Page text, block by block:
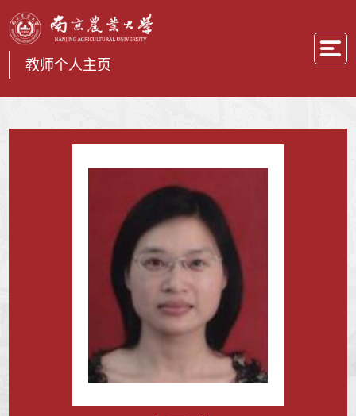
教师个人主页